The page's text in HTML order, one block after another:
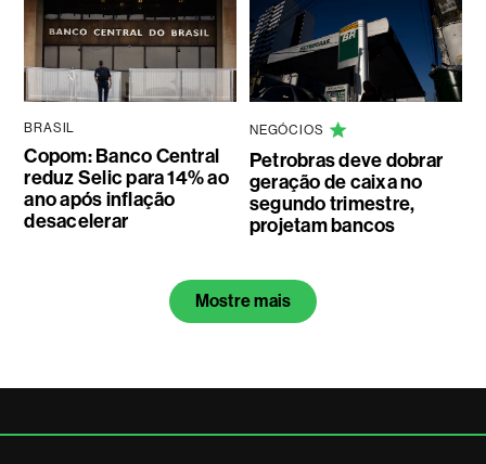
BRASIL
Copom: Banco Central
reduz Selic para 14% ao
ano após inflação
desacelerar
NEGÓCIOS
Petrobras deve dobrar
geração de caixa no
segundo trimestre,
projetam bancos
Mostre mais